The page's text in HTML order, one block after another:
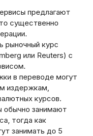
предлагают
существенно
рыночный курс
или Reuters) с
в переводе могут
издержкам,
курсов.
обычно занимают
тогда как
занимать до 5